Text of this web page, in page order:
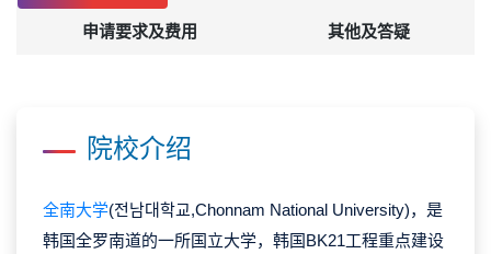
申请要求及费用 其他及答疑
院校介绍
全南大学(전남대학교,Chonnam National University)，是
韩国全罗南道的一所国立大学，韩国BK21工程重点建设